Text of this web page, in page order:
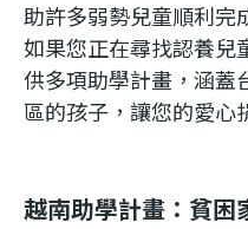
助許多弱勢兒童順利完
如果您正在尋找認養兒
供多項助學計畫，涵蓋
區的孩子，讓您的愛心
越南助學計畫：貧困